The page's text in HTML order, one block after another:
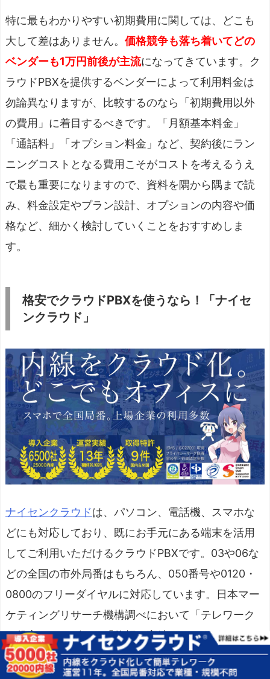
特に最もわかりやすい初期費用に関しては、どこも
大して差はありません。 価格競争も落ち着いてどの
ベンダーも1万円前後が主流になってきています。ク
ラウドPBXを提供するベンダーによって利用料金は
勿論異なりますが、比較するのなら「初期費用以外
の費用」に着目するべきです。「月額基本料金」
「通話料」「オプション料金」など、契約後にラン
ニングコストとなる費用こそがコストを考えるうえ
で最も重要になりますので、資料を隅から隅まで読
み、料金設定やプラン設計、オプションの内容や価
格など、細かく検討していくことをおすすめしま
す。
格安でクラウドPBXを使うなら ！「ナイセ
ンクラウド」
ナイセンクラウドは、パソコン、電話機、スマホな
どにも対応しており、既にお手元にある端末を活用
してご利用いただけるクラウドPBXです。03や06な
どの全国の市外局番はもちろん、050番号や0120・
0800のフリーダイヤルに対応しています。日本マー
ケティングリサーチ機構調べにおいて「テレワーク
に役立つサービス」「信頼と実績のクラウドPBX」
「経営者が選ぶ電話サービス」において1位に選ばれ
ています。